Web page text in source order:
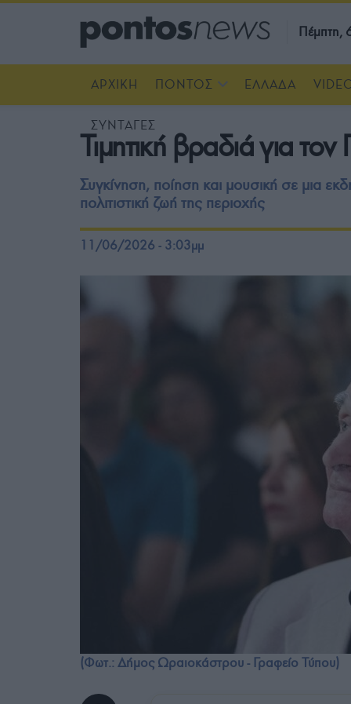
ΑΡΧΙΚΗ ΠΟΝΤΟΣ ΕΛΛΑΔΑ
ΣΥΝΤΑΓΕΣ
Τιμητική βραδιά για
Συγκίνηση, ποίηση και μουσική σε μια
πολιτιστική ζωή της περιοχής
11/06/2026 - 3:03μμ
(Φωτ.: Δήμος Ωραιοκάστρου - Γραφείο Τύπου)